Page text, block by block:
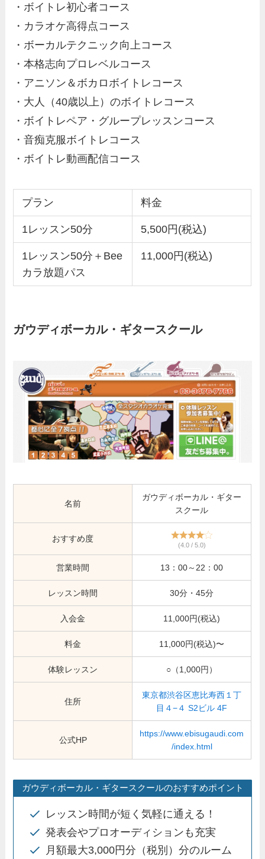
・ボイトレ初心者コース
・カラオケ高得点コース
・ボーカルテクニック向上コース
・本格志向プロレベルコース
・アニソン＆ボカロボイトレコース
・大人（40歳以上）のボイトレコース
・ボイトレペア・グループレッスンコース
・音痴克服ボイトレコース
・ボイトレ動画配信コース
プラン 料金
1レッスン50分 5,500円(税込)
1レッスン50分＋Bee
カラ放題パス
11,000円(税込)
ガウディボーカル・ギタースクール
名前
ガウディボーカル・ギター
スクール
おすすめ度
(4.0 / 5.0)
営業時間 13：00～22：00
レッスン時間 30分・45分
入会金 11,000円(税込)
料金 11,000円(税込)〜
体験レッスン ○（1,000円）
住所
東京都渋谷区恵比寿西１丁
目４−４ S2ビル 4F
公式HP
https://www.ebisugaudi.com
/index.html
ガウディボーカル・ギタースクールのおすすめポイント
レッスン時間が短く気軽に通える！
発表会やプロオーディションも充実
月額最大3,000円分（税別）分のルーム